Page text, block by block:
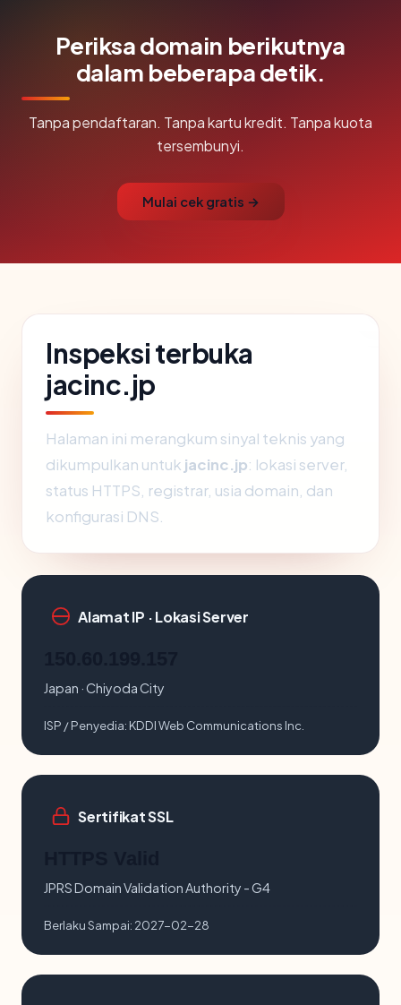
Periksa domain berikutnya
dalam beberapa detik.
Tanpa pendaftaran. Tanpa kartu kredit. Tanpa kuota
tersembunyi.
Mulai cek gratis →
Inspeksi terbuka
jacinc.jp
Halaman ini merangkum sinyal teknis yang
dikumpulkan untuk jacinc.jp: lokasi server,
status HTTPS, registrar, usia domain, dan
konfigurasi DNS.
Alamat IP · Lokasi Server
Japan · Chiyoda City
ISP / Penyedia: KDDI Web Communications Inc.
Sertifikat SSL
JPRS Domain Validation Authority - G4
Berlaku Sampai: 2027-02-28